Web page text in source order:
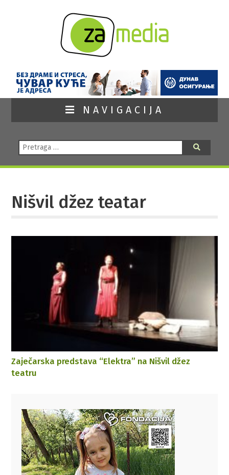
NAVIGACIJA
Pretraga:
Nišvil džez teatar
Zaječarska predstava “Elektra” na Nišvil džez
teatru